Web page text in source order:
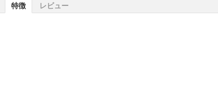
特徴 レビュー